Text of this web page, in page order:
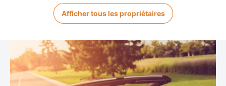
Afficher tous les propriétaires